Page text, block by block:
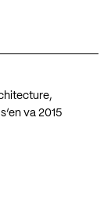
va 2015